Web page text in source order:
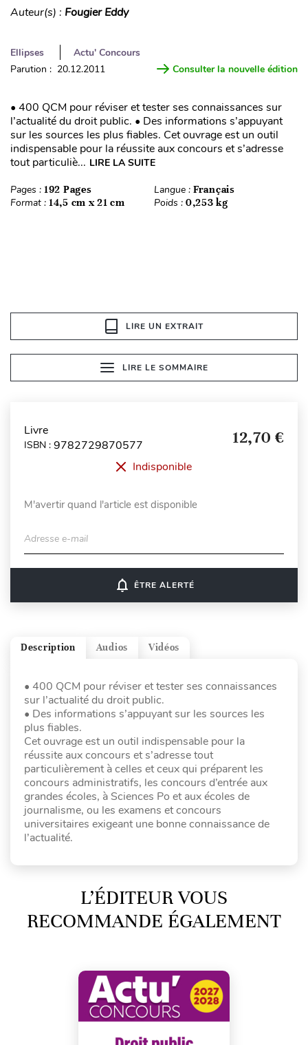
Auteur(s) : Fougier Eddy
Ellipses
Actu' Concours
Parution : 20.12.2011
Consulter la nouvelle édition
• 400 QCM pour réviser et tester ses connaissances sur
l’actualité du droit public. • Des informations s’appuyant
sur les sources les plus fiables. Cet ouvrage est un outil
indispensable pour la réussite aux concours et s’adresse
tout particuliè... LIRE LA SUITE
Pages : 192 Pages Langue : Français
Format : 14,5 cm x 21 cm Poids : 0,253 kg
LIRE UN EXTRAIT
LIRE LE SOMMAIRE
Livre
ISBN : 9782729870577 12,70 €
Indisponible
M'avertir quand l'article est disponible
Adresse e-mail
notifications_none ÊTRE ALERTÉ
Vidéos
Audios
Description
• 400 QCM pour réviser et tester ses connaissances
sur l’actualité du droit public.
• Des informations s’appuyant sur les sources les
plus fiables.
Cet ouvrage est un outil indispensable pour la
réussite aux concours et s’adresse tout
particulièrement à celles et ceux qui préparent les
concours administratifs, les concours d’entrée aux
grandes écoles, à Sciences Po et aux écoles de
journalisme, ou les examens et concours
universitaires exigeant une bonne connaissance de
l’actualité.
L’ÉDITEUR VOUS
RECOMMANDE ÉGALEMENT